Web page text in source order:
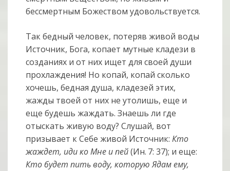
бессмертным Божеством удовольствуется.
Так бедный человек, потеряв живой воды
Источник, Бога, копает мутные кладези в
созданиях и от них ищет для своей души
прохлаждения! Но копай, копай сколько
хочешь, бедная душа, кладезей этих,
жажды твоей от них не утолишь, еще и
еще будешь жаждать. Знаешь ли где
отыскать живую воду? Слушай, вот
призывает к Себе живой Источник:Кто
жаждет, иди ко Мне и пей(Ин. 7: 37); и еще:
Кто будет пить воду, которую Ядам ему,